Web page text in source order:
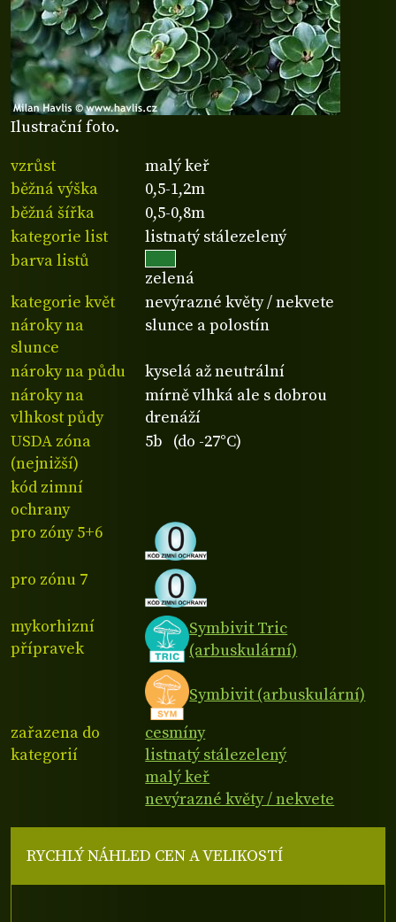
Ilustrační foto.
vzrůst
malý keř
běžná výška
0,5-1,2m
běžná šířka
0,5-0,8m
kategorie list
listnatý stálezelený
barva listů
zelená
kategorie květ
nevýrazné květy / nekvete
nároky na
slunce
slunce a polostín
nároky na půdu
kyselá až neutrální
nároky na
vlhkost půdy
mírně vlhká ale s dobrou
drenáží
USDA zóna
(nejnižší)
5b (do -27°C)
kód zimní
ochrany
pro zóny 5+6
pro zónu 7
mykorhizní
přípravek
Symbivit Tric
(arbuskulární)
Symbivit (arbuskulární)
zařazena do
kategorií
cesmíny
listnatý stálezelený
malý keř
nevýrazné květy / nekvete
RYCHLÝ NÁHLED CEN A VELIKOSTÍ